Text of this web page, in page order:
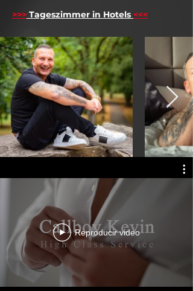
>>> Tageszimmer in Hotels <<<
Reproducir video